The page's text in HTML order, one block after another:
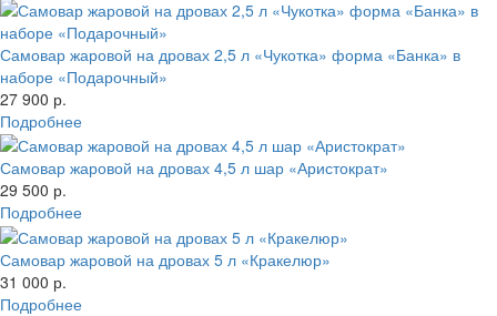
Самовар жаровой на дровах 2,5 л «Чукотка» форма «Банка» в
наборе «Подарочный»
27 900 р.
Подробнее
Самовар жаровой на дровах 4,5 л шар «Аристократ»
29 500 р.
Подробнее
Самовар жаровой на дровах 5 л «Кракелюр»
31 000 р.
Подробнее